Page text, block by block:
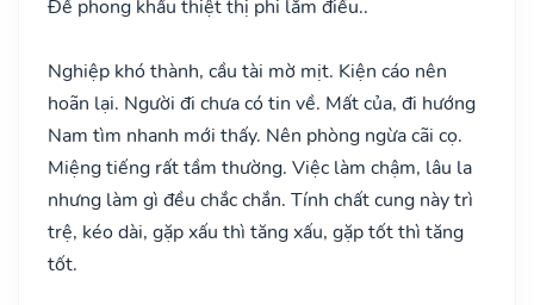
Đề phong khẩu thiệt thị phi lắm điều..
Nghiệp khó thành, cầu tài mờ mịt. Kiện cáo nên
hoãn lại. Người đi chưa có tin về. Mất của, đi hướng
Nam tìm nhanh mới thấy. Nên phòng ngừa cãi cọ.
Miệng tiếng rất tầm thường. Việc làm chậm, lâu la
nhưng làm gì đều chắc chắn. Tính chất cung này trì
trệ, kéo dài, gặp xấu thì tăng xấu, gặp tốt thì tăng
tốt.